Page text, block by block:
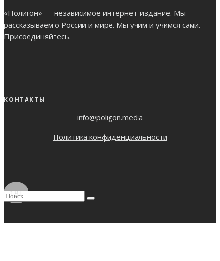
«Полигон» — независимое интернет-издание. Мы
рассказываем о России и мире. Мы учим и учимся сами.
Присоединяйтесь.
КОНТАКТЫ
info@poligon.media
Политика конфиденциальности
18+